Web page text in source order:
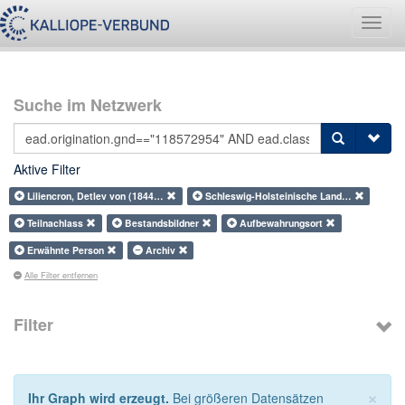
Suche im Netzwerk
Aktive Filter
Liliencron, Detlev von (1844…
Schleswig-Holsteinische Land…
Teilnachlass
Bestandsbildner
Aufbewahrungsort
Erwähnte Person
Archiv
Alle Filter entfernen
Filter
×
Ihr Graph wird erzeugt. Bei größeren Datensätzen